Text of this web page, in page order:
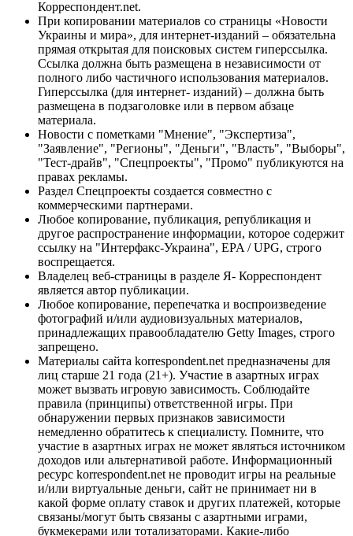
Корреспондент.net.
При копировании материалов со страницы «Новости
Украины и мира», для интернет-изданий – обязательна
прямая открытая для поисковых систем гиперссылка.
Ссылка должна быть размещена в независимости от
полного либо частичного использования материалов.
Гиперссылка (для интернет- изданий) – должна быть
размещена в подзаголовке или в первом абзаце
материала.
Новости с пометками "Мнение", "Экспертиза",
"Заявление", "Регионы", "Деньги", "Власть", "Выборы",
"Тест-драйв", "Спецпроекты", "Промо" публикуются на
правах рекламы.
Раздел Спецпроекты создается совместно с
коммерческими партнерами.
Любое копирование, публикация, републикация и
другое распространение информации, которое содержит
ссылку на "Интерфакс-Украина", EPA / UPG, строго
воспрещается.
Владелец веб-страницы в разделе Я- Корреспондент
является автор публикации.
Любое копирование, перепечатка и воспроизведение
фотографий и/или аудиовизуальных материалов,
принадлежащих правообладателю Getty Images, строго
запрещено.
Материалы сайта korrespondent.net предназначены для
лиц старше 21 года (21+). Участие в азартных играх
может вызвать игровую зависимость. Соблюдайте
правила (принципы) ответственной игры. При
обнаружении первых признаков зависимости
немедленно обратитесь к специалисту. Помните, что
участие в азартных играх не может являться источником
доходов или альтернативой работе. Информационный
ресурс korrespondent.net не проводит игры на реальные
и/или виртуальные деньги, сайт не принимает ни в
какой форме оплату ставок и других платежей, которые
связаны/могут быть связаны с азартными играми,
букмекерами или тотализаторами. Какие-либо